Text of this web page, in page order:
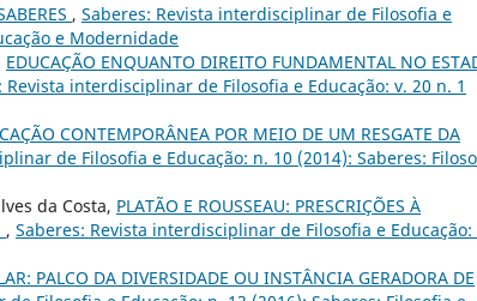
, Saberes: Revista interdisciplinar de Filosofia e
e Modernidade
EDUCAÇÃO ENQUANTO DIREITO FUNDAMENTAL NO
Revista interdisciplinar de Filosofia e Educação: v. 20 n. 1
CONTEMPORÂNEA POR MEIO DE UM RESGATE DA
de Filosofia e Educação: n. 10 (2014): Saberes:
da Costa, PLATÃO E ROUSSEAU: PRESCRIÇÕES À
, Saberes: Revista interdisciplinar de Filosofia e Educação:
PALCO DA DIVERSIDADE OU INSTÂNCIA GERADORA DE